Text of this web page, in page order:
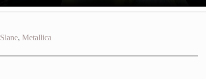
Slane, Metallica